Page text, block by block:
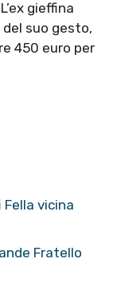
gieffina
suo gesto,
450 euro per
Fella vicina
Fratello